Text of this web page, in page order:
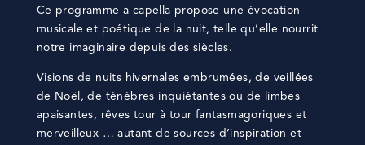
Ce programme a capella propose une évocation
musicale et poétique de la nuit, telle qu’elle nourrit
notre imaginaire depuis des siècles.
Visions de nuits hivernales embrumées, de veillées
de Noël, de ténèbres inquiétantes ou de limbes
apaisantes, rêves tour à tour fantasmagoriques et
merveilleux … autant de sources d’inspiration et